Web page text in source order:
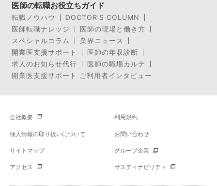
医師の転職お役立ちガイド
転職ノウハウ
DOCTOR’S COLUMN
医師転職ナレッジ
医師の現場と働き方
スペシャルコラム
業界ニュース
開業医支援サポート
医師の年収診断
求人のお知らせ代行
医師の職場カルテ
開業医支援サポート ご利用者インタビュー
会社概要 利用規約
個人情報の取り扱いについて お問い合わせ
サイトマップ グループ企業
アクセス サスティナビリティ